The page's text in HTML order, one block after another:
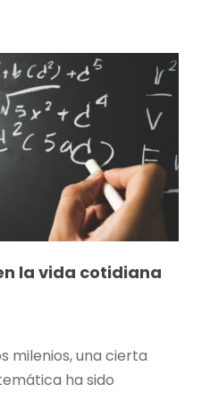
la vida cotidiana
milenios, una cierta
ha sido